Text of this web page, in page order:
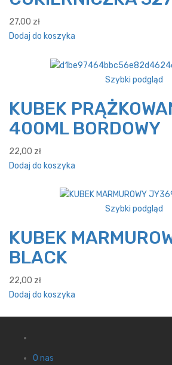
27,00 zł
Dodaj do koszyka
Szybki podgląd
KUBEK
400ML BORDOWY
22,00 zł
Dodaj do koszyka
Szybki podgląd
KUBEK
BLACK
22,00 zł
Dodaj do koszyka
O nas